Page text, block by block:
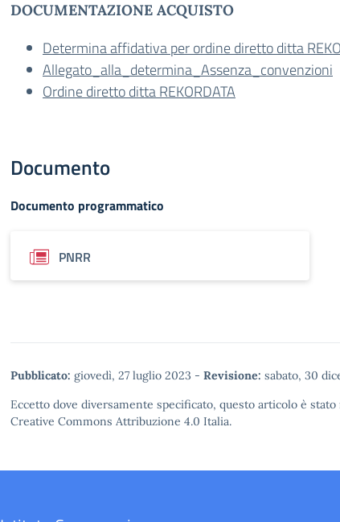
DOCUMENTAZIONE ACQUISTO
Determina affidativa per ordine diretto ditta
Allegato_alla_determina_Assenza_convenzioni
Ordine diretto ditta REKORDATA
Documento
Documento programmatico
PNRR
Pubblicato: giovedì, 27 luglio 2023 - Revisione: sabato, 30
Eccetto dove diversamente specificato, questo articolo è
Creative Commons Attribuzione 4.0 Italia.